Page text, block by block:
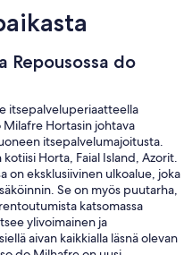
Repousossa do
itsepalveluperiaatteella
Hortasin johtava
itsepalvelumajoitusta.
Horta, Faial Island, Azorit.
on eksklusiivinen ulkoalue, joka
Se on myös puutarha,
katsomassa
ylivoimainen ja
aivan kaikkialla läsnä olevan
do Milhafre on uusi